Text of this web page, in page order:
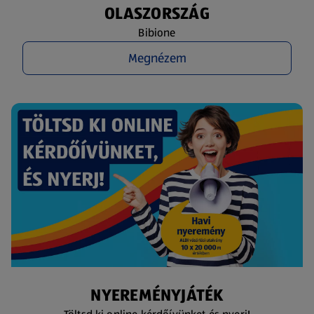
OLASZORSZÁG
Bibione
Megnézem
NYEREMÉNYJÁTÉK